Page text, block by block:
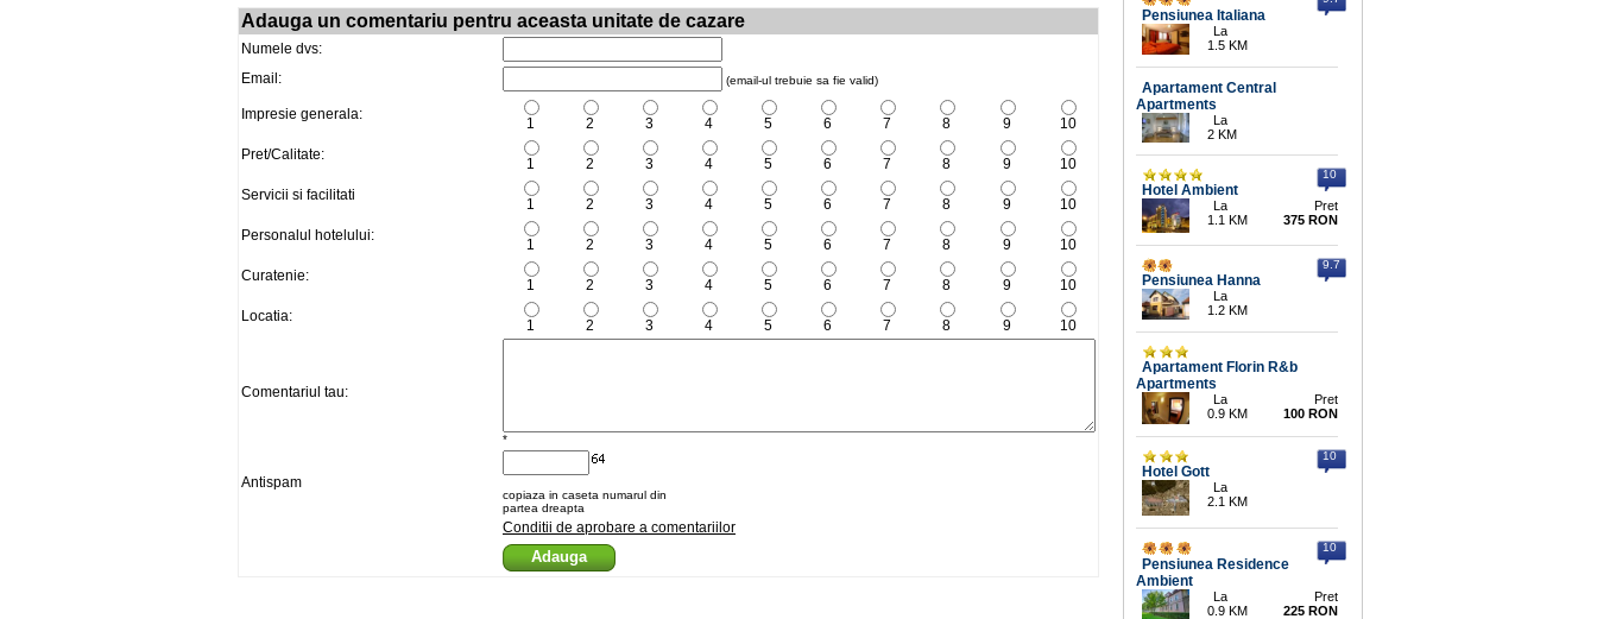
Adauga un comentariu pentru aceasta unitate de cazare
Numele dvs:
Email:
(email-ul trebuie sa fie valid)
Impresie generala:
1 2 3 4 5 6 7 8 9
10
Pret/Calitate:
1 2 3 4 5 6 7 8 9
10
Servicii si facilitati
1 2 3 4 5 6 7 8 9
10
Personalul hotelului:
1 2 3 4 5 6 7 8 9
10
Curatenie:
1 2 3 4 5 6 7 8 9
10
Locatia:
1 2 3 4 5 6 7 8 9 10
Comentariul tau:
*
Antispam
copiaza in caseta numarul din
partea dreapta
Conditii de aprobare a comentariilor
Pensiunea Italiana
La
1.5 KM
Apartament Central
Apartments
La
2 KM
Hotel Ambient
10
La
1.1 KM
Pret
375 RON
Pensiunea Hanna
9.7
La
1.2 KM
Apartament Florin R&b
Apartments
La
0.9 KM
Pret
100 RON
Hotel Gott
10
La
2.1 KM
Pensiunea Residence
Ambient
10
La
0.9 KM
Pret
225 RON